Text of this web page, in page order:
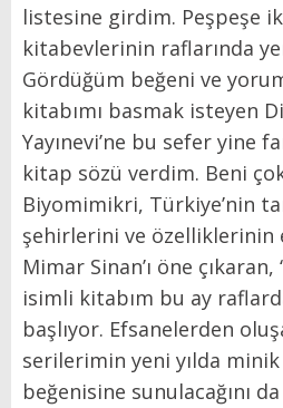
listesine girdim. Peşpeşe
kitabevlerinin raflarında
Gördüğüm beğeni ve
kitabımı basmak isteyen
Yayınevi’ne bu sefer yine
kitap sözü verdim. Beni
Biyomimikri, Türkiye’nin
şehirlerini ve özelliklerinin
Mimar Sinan’ı öne çıkaran,
isimli kitabım bu ay
başlıyor. Efsanelerden
serilerimin yeni yılda minik
beğenisine sunulacağını